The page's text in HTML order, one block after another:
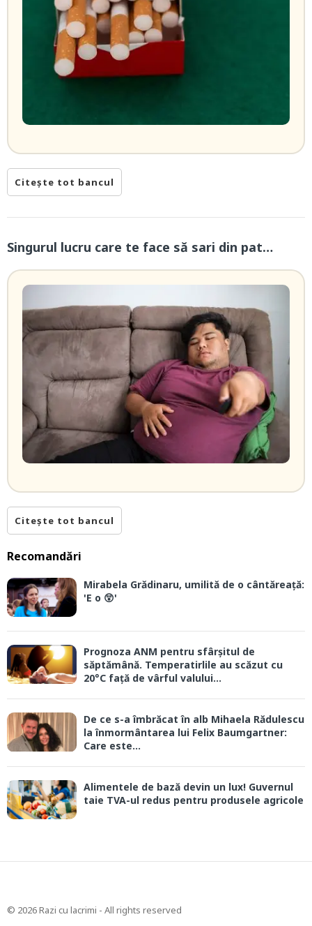
Citește tot bancul
Singurul lucru care te face să sari din pat…
Citește tot bancul
Recomandări
Mirabela Grădinaru, umilită de o cântăreață:
'E o 😲'
Prognoza ANM pentru sfârșitul de
săptămână. Temperatirlile au scăzut cu
20°C față de vârful valului...
De ce s-a îmbrăcat în alb Mihaela Rădulescu
la înmormântarea lui Felix Baumgartner:
Care este...
Alimentele de bază devin un lux! Guvernul
taie TVA-ul redus pentru produsele agricole
© 2026 Razi cu lacrimi - All rights reserved